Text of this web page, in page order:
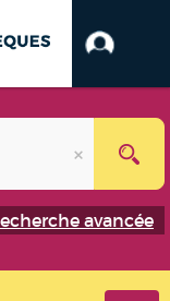
avancée